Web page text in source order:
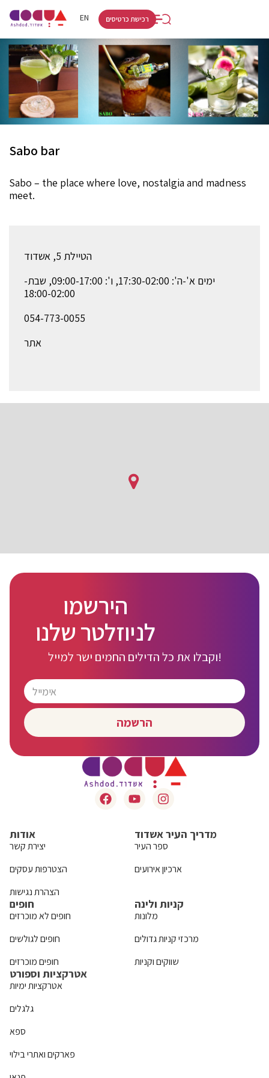
EN
HE
רכישת כרטיסים
Sabo bar
Sabo – the place where love, nostalgia and madness
meet.
הטיילת 5, אשדוד
ימים א'-ה': 17:30-02:00, ו': 09:00-17:00, שבת-
18:00-02:00
אתר
הירשמו
לניוזלטר שלנו
וקבלו את כל הדילים החמים ישר למייל!
הרשמה
אודות
יצירת קשר
הצטרפות עסקים
הצהרת נגישות
מדריך העיר אשדוד
ספר העיר
ארכיון אירועים
חופים
חופים לא מוכרזים
חופים לגולשים
חופים מוכרזים
קניות ולינה
מלונות
מרכזי קניות גדולים
שווקים וקניות
אטרקציות וספורט
אטרקציות ימיות
גלגלים
ספא
פארקים ואתרי בילוי